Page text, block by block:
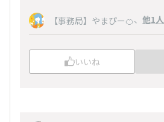
【事務局】やまぴー🍊、 他1人
いいね